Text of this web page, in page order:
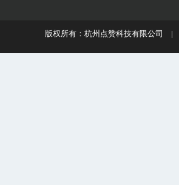
版权所有：杭州点赞科技有限公司